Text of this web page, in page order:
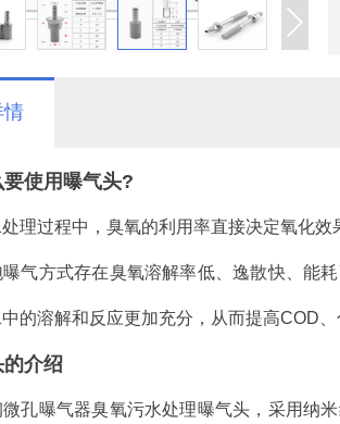
情
使用曝气头?
理过程中，臭氧的利用率直接决定氧化效
气方式存在臭氧溶解率低、逸散快、能
的溶解和反应更加充分，从而提高COD、
介绍
孔曝气器臭氧污水处理曝气头，采用纳